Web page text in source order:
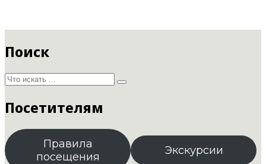
Поиск
Посетителям
Правила
посещения
Экскурсии